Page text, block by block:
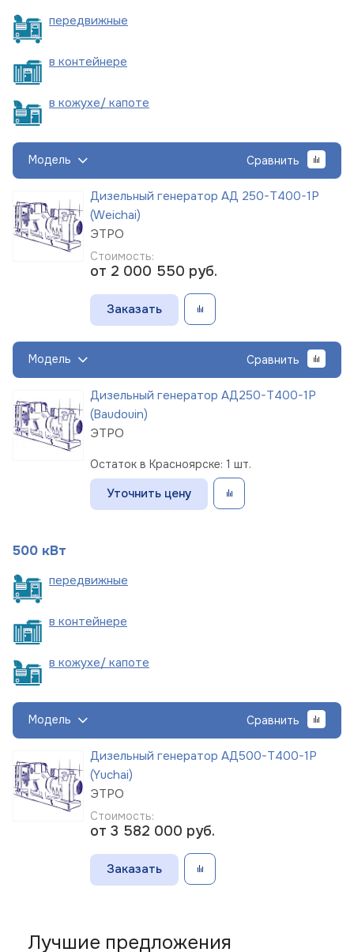
передвижные
в контейнере
в кожухе/ капоте
Модель Сравнить
Дизельный генератор АД 250-Т400-1Р
(Weichai)
ЭТРО
Стоимость:
от 2 000 550 руб.
Заказать
Модель Сравнить
Дизельный генератор АД250-Т400-1Р
(Baudouin)
ЭТРО
Остаток в Красноярске: 1 шт.
Уточнить цену
500 кВт
передвижные
в контейнере
в кожухе/ капоте
Модель Сравнить
Дизельный генератор АД500-Т400-1Р
(Yuchai)
ЭТРО
Стоимость:
от 3 582 000 руб.
Заказать
Лучшие предложения